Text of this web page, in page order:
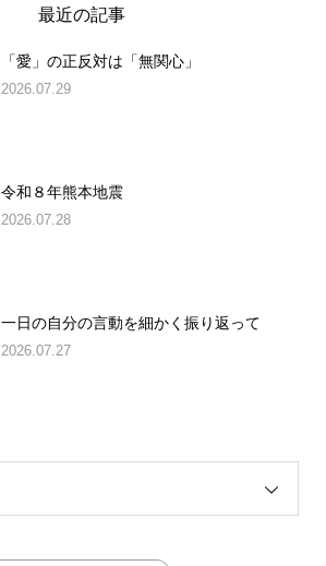
最近の記事
「愛」の正反対は「無関心」
2026.07.29
令和８年熊本地震
2026.07.28
一日の自分の言動を細かく振り返って
2026.07.27